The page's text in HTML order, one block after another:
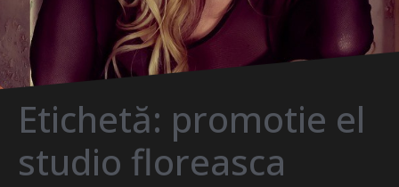
Etichetă: promotie el
studio floreasca